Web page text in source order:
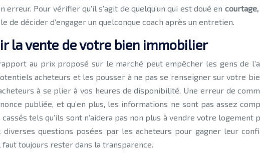
Pour vérifier qu’il s’agit de quelqu’un qui est doué en courtage,
décider d’engager un quelconque coach après un entretien.
la vente de votre bien immobilier
au prix proposé sur le marché peut empêcher les gens de
acheteurs et les pousser à ne pas se renseigner sur votre
à se plier à vos heures de disponibilité. Une erreur de
publiée, et qu’en plus, les informations ne sont pas assez
tels qu’ils sont n’aidera pas non plus à vendre votre logement
questions posées par les acheteurs pour gagner leur
toujours rester dans la transparence.